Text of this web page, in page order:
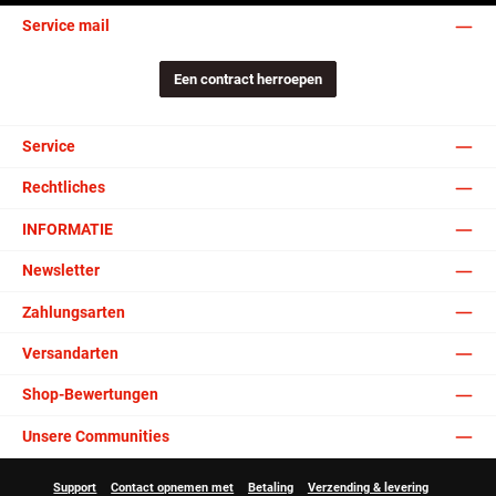
Service mail
Een contract herroepen
Service
Rechtliches
INFORMATIE
Newsletter
Zahlungsarten
Versandarten
Shop-Bewertungen
Unsere Communities
Support Contact opnemen met Betaling Verzending & levering